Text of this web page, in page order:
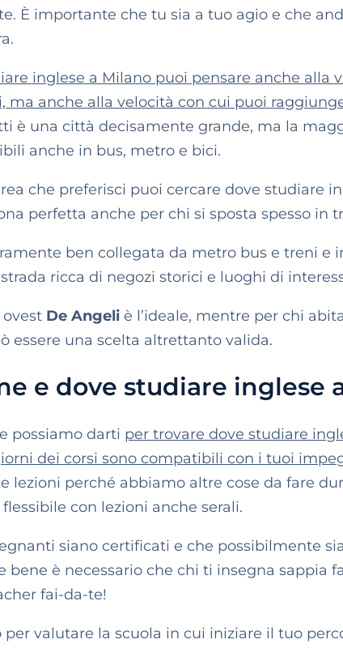
È importante che tu sia a tuo agio e che
inglese a Milano puoi pensare anche alla
ma anche alla velocità con cui puoi
è una città decisamente grande, ma la
anche in bus, metro e bici.
che preferisci puoi cercare dove studiare
perfetta anche per chi si sposta spesso in
ben collegata da metro bus e treni e
ricca di negozi storici e luoghi di
De Angeli è l’ideale, mentre per chi
essere una scelta altrettanto valida.
e dove studiare inglese
possiamo darti per trovare dove studiare
dei corsi sono compatibili con i tuoi
lezioni perché abbiamo altre cose da fare
con lezioni anche serali.
siano certificati e che possibilmente
bene è necessario che chi ti insegna sappia
fai-da-te!
valutare la scuola in cui iniziare il tuo